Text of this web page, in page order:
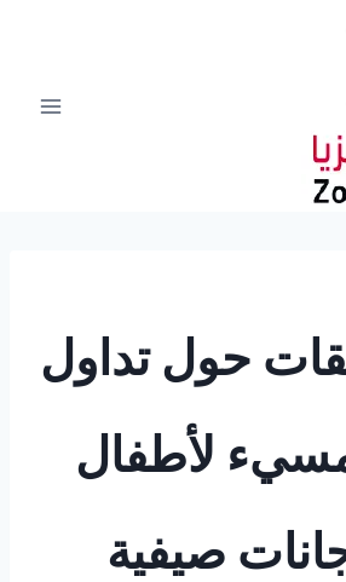
حول تداول
لأطفال
صيفية